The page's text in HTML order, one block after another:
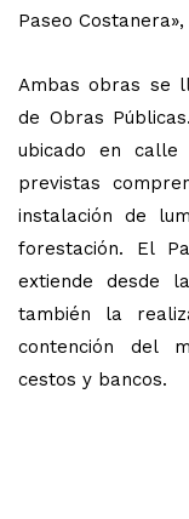
Paseo
Ambas obras se
de Obras
ubicado en
previstas
instalación de
forestación. El
extiende desde
también la
contención del
cestos y bancos.